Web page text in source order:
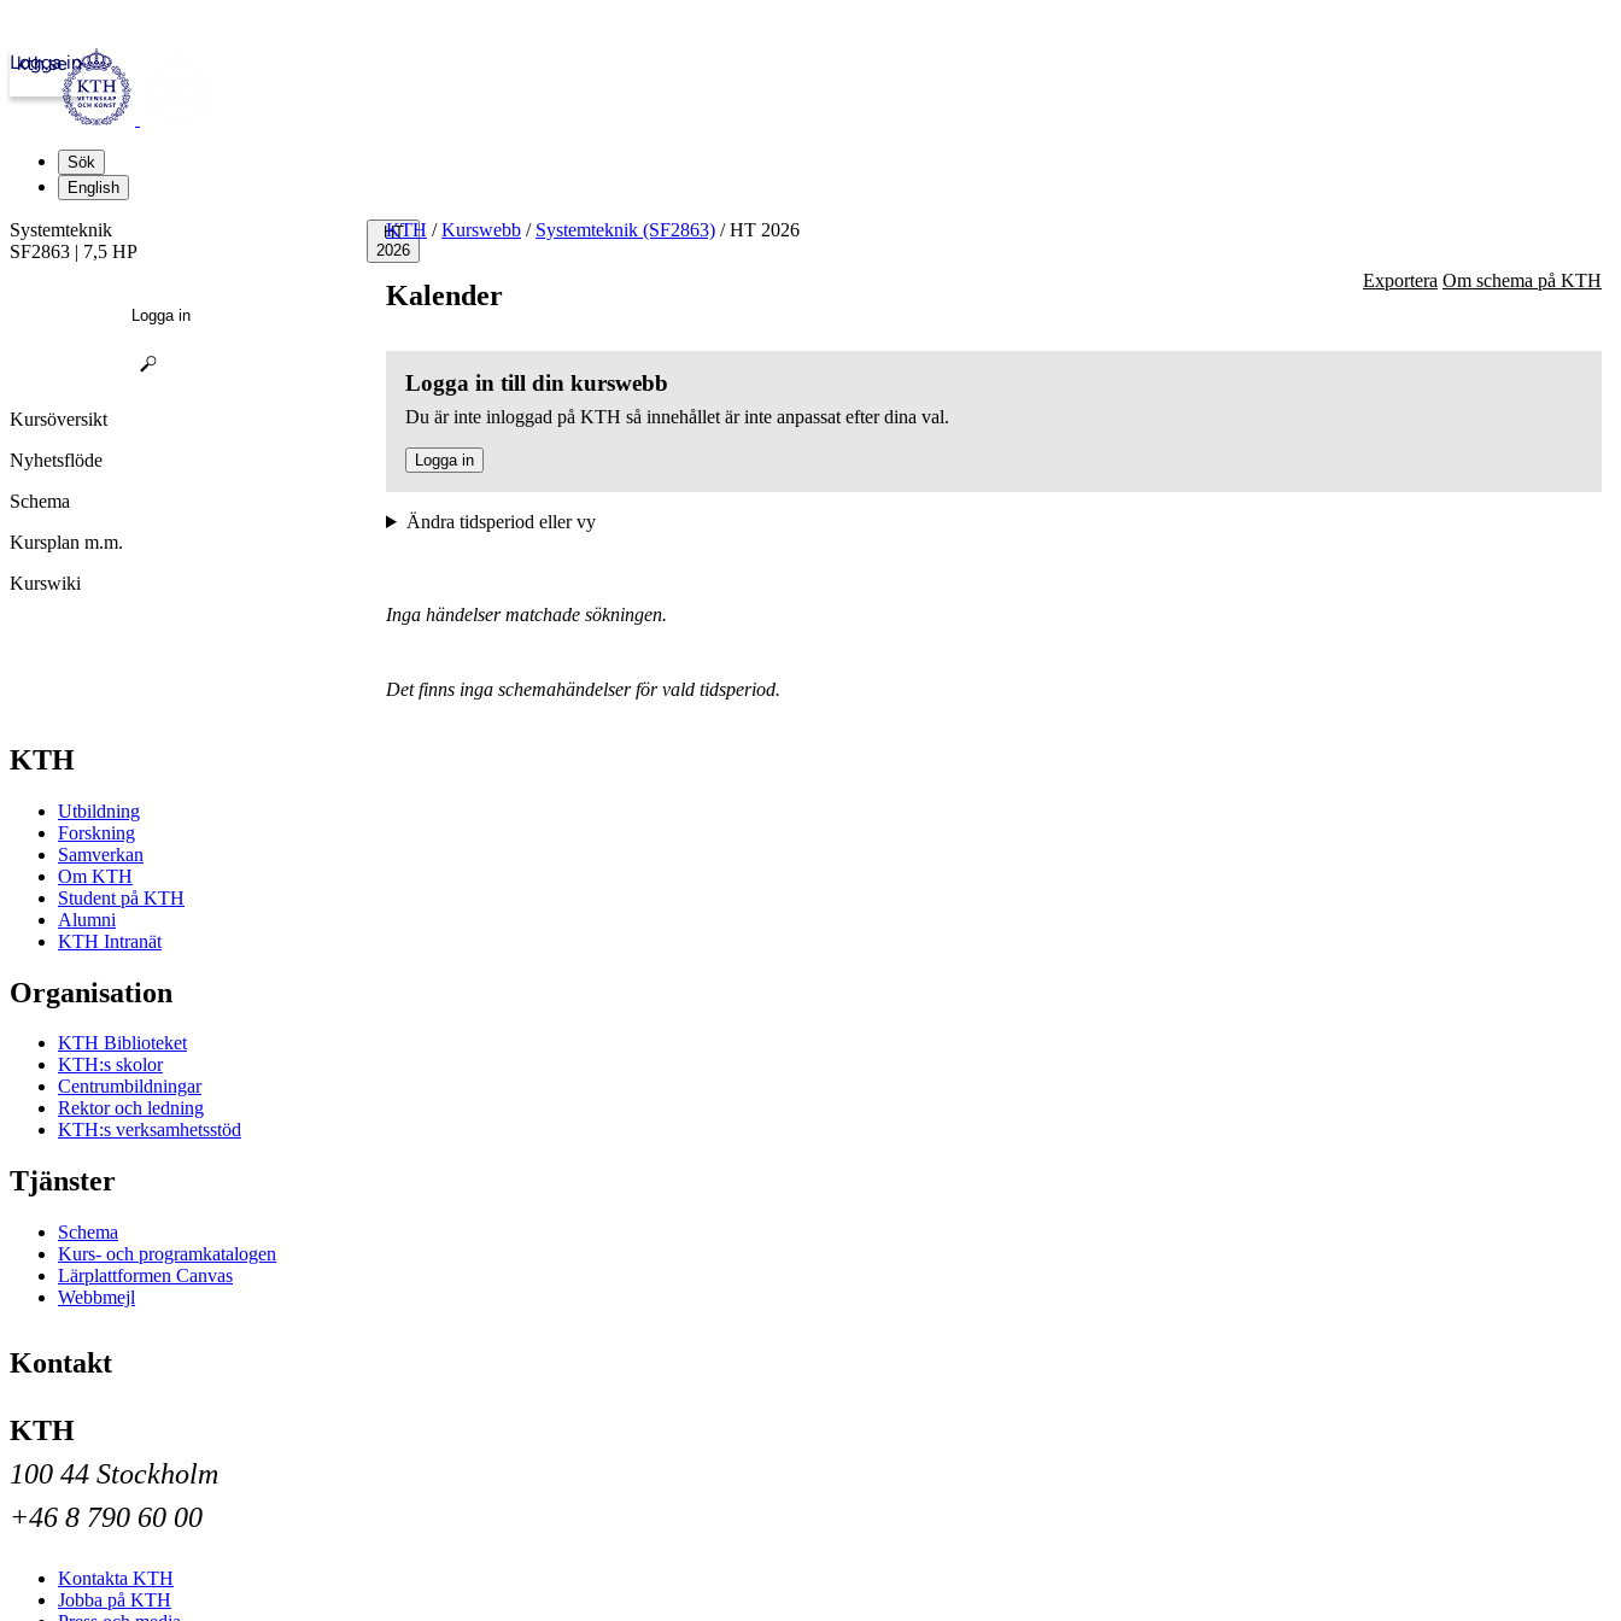
kth.se
Logga in
Sök
English
HT
2026
KTH / Kurswebb / Systemteknik (SF2863) /HT 2026
Kalender Exportera Om schema på KTH
Logga in till din kurswebb
Du är inte inloggad på KTH så innehållet är inte anpassat efter dina val.
Logga in
Ändra tidsperiod eller vy
Inga händelser matchade sökningen.
Det finns inga schemahändelser för vald tidsperiod.
Systemteknik
SF2863 | 7,5 HP
Logga in
Kursöversikt
Nyhetsflöde
Schema
Kursplan m.m.
Kurswiki
KTH
Utbildning
Forskning
Samverkan
Om KTH
Student på KTH
Alumni
KTH Intranät
Organisation
KTH Biblioteket
KTH:s skolor
Centrumbildningar
Rektor och ledning
KTH:s verksamhetsstöd
Tjänster
Schema
Kurs- och programkatalogen
Lärplattformen Canvas
Webbmejl
Kontakt
KTH
100 44 Stockholm
+46 8 790 60 00
Kontakta KTH
Jobba på KTH